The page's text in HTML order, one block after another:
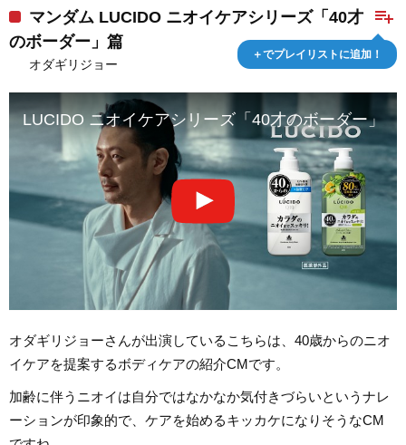
playlist_add
＋でプレイリストに追加！
マンダム LUCIDO ニオイケアシリーズ「40才
のボーダー」篇
オダギリジョー
LUCIDO ニオイケアシリーズ「40才のボーダー」篇
オダギリジョーさんが出演しているこちらは、40歳からのニオ
イケアを提案するボディケアの紹介CMです。
加齢に伴うニオイは自分ではなかなか気付きづらいというナレ
ーションが印象的で、ケアを始めるキッカケになりそうなCM